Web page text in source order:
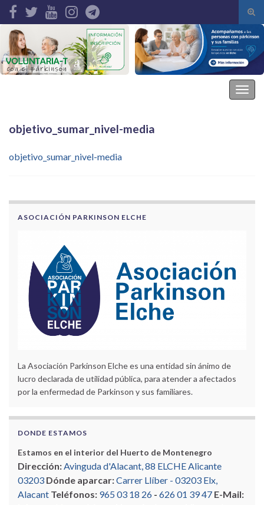
de
Search for:
objetivo_sumar_nivel-media
objetivo_sumar_nivel-media
ASOCIACIÓN PARKINSON ELCHE
La Asociación Parkinson Elche es una entidad sin ánimo de
lucro declarada de utilidad pública, para atender a afectados
por la enfermedad de Parkinson y sus familiares.
DONDE ESTAMOS
Estamos en el interior del Huerto de Montenegro
Dirección:Avinguda d'Alacant, 88 ELCHE Alicante
03203 Dónde aparcar:Carrer Llíber - 03203 Elx,
Alacant Teléfonos: 965 03 18 26 - 626 01 39 47 E-Mail: